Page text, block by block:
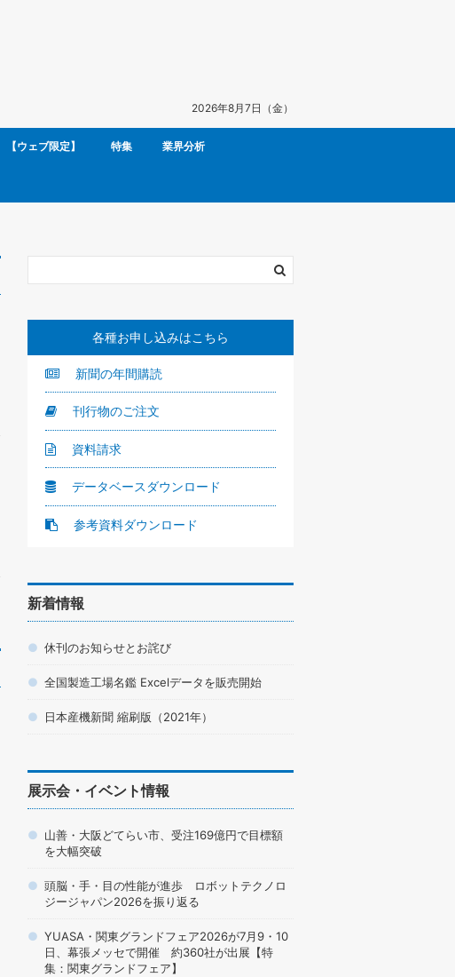
2026年8月7日（金）
【ウェブ限定】 特集 業界分析
各種お申し込みはこちら
新聞の年間購読
刊行物のご注文
資料請求
データベースダウンロード
参考資料ダウンロード
新着情報
休刊のお知らせとお詫び
全国製造工場名鑑 Excelデータを販売開始
日本産機新聞 縮刷版（2021年）
展示会・イベント情報
山善・大阪どてらい市、受注169億円で目標額
を大幅突破
頭脳・手・目の性能が進歩 ロボットテクノロ
ジージャパン2026を振り返る
YUASA・関東グランドフェア2026が7月9・10
日、幕張メッセで開催 約360社が出展【特
集：関東グランドフェア】